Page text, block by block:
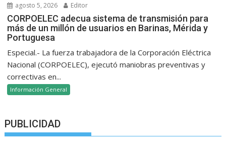
agosto 5, 2026 Editor
CORPOELEC adecua sistema de transmisión para
más de un millón de usuarios en Barinas, Mérida y
Portuguesa
Especial.- La fuerza trabajadora de la Corporación Eléctrica
Nacional (CORPOELEC), ejecutó maniobras preventivas y
correctivas en...
Información General
PUBLICIDAD